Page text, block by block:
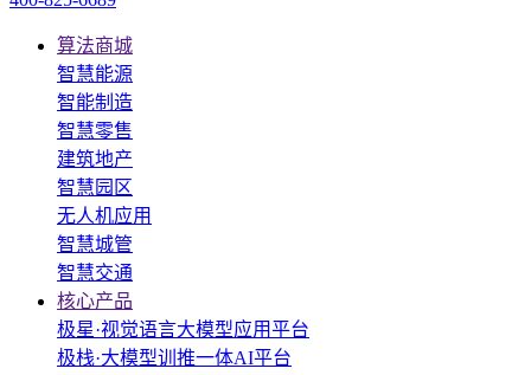
算法商城
智慧能源
智能制造
智慧零售
建筑地产
智慧园区
无人机应用
智慧城管
智慧交通
核心产品
极星·视觉语言大模型应用平台
极栈·大模型训推一体AI平台